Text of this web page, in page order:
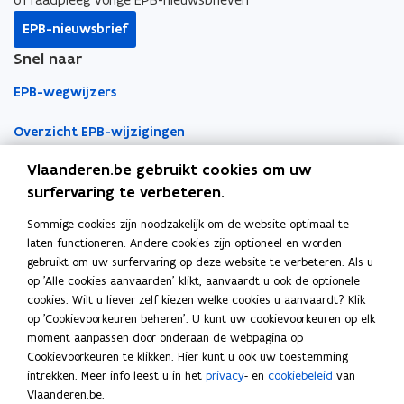
e
k
n
e
h
o
e
-
r
e
s
i
d
e
n
t
e
k
n
e
t
h
o
e
-
r
e
s
i
d
e
n
t
:
r
k
n
e
t
o
d
e
-
r
e
s
i
d
e
:
r
k
n
m
e
t
o
d
e
-
r
e
s
i
d
e
p
e
t
i
p
t
i
n
n
u
w
v
e
n
s
n
k
a
a
r
k
e
m
b
o
r
d
EPB-nieuwsbrief
Snel naar
EPB-wegwijzers
Overzicht EPB-wijzigingen
EPB-regelgeving
Werken als EPB-verslaggever
Erkenningsvoorwaarden
Permanente vorming
Veelgemaakte fouten
Tools
Vlaanderen.be gebruikt cookies om uw
surfervaring te verbeteren.
Sommige cookies zijn noodzakelijk om de website optimaal te
laten functioneren. Andere cookies zijn optioneel en worden
gebruikt om uw surfervaring op deze website te verbeteren. Als u
op 'Alle cookies aanvaarden' klikt, aanvaardt u ook de optionele
cookies. Wilt u liever zelf kiezen welke cookies u aanvaardt? Klik
op 'Cookievoorkeuren beheren'. U kunt uw cookievoorkeuren op elk
moment aanpassen door onderaan de webpagina op
Cookievoorkeuren te klikken. Hier kunt u ook uw toestemming
intrekken. Meer info leest u in het privacy- en cookiebeleid van
Vlaanderen.be.